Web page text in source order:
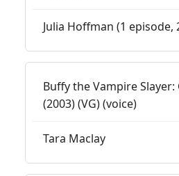
Julia Hoffman (1 episode,
Buffy the Vampire Slayer:
(2003) (VG) (voice)
Tara Maclay